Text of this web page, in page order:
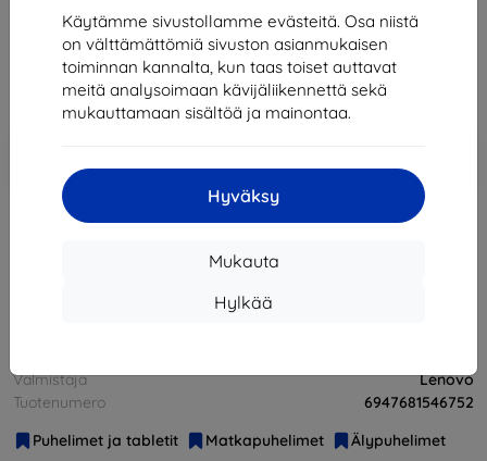
Käytämme sivustollamme evästeitä. Osa niistä
on välttämättömiä sivuston asianmukaisen
toiminnan kannalta, kun taas toiset auttavat
meitä analysoimaan kävijäliikennettä sekä
mukauttamaan sisältöä ja mainontaa.
Hyväksy
Mukauta
Hylkää
209,89 €
188,90 €
Hinta ilman ALV:tä152,34 €
EXTRA10
ostoskoriin
Valmistaja
Lenovo
Tuotenumero
6947681546752
Puhelimet ja tabletit
Matkapuhelimet Älypuhelimet